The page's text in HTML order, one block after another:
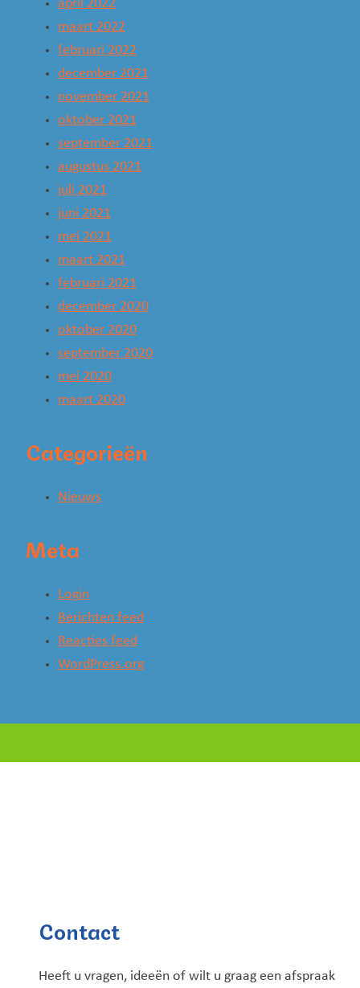
april 2022
maart 2022
februari 2022
december 2021
november 2021
oktober 2021
september 2021
augustus 2021
juli 2021
juni 2021
mei 2021
maart 2021
februari 2021
december 2020
oktober 2020
september 2020
mei 2020
maart 2020
Categorieën
Nieuws
Meta
Login
Berichten feed
Reacties feed
WordPress.org
Contact
Heeft u vragen, ideeën of wilt u graag een afspraak